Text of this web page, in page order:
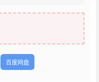
百度网盘